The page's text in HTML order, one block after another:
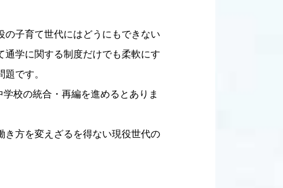
子育て世代にはどうにもできない
通学に関する制度だけでも柔軟にす
です。
校の統合・再編を進めるとありま
き方を変えざるを得ない現役世代の